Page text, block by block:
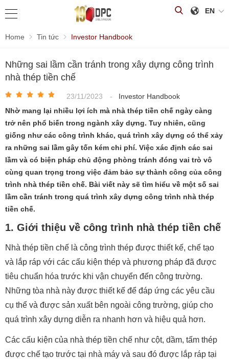
EN
Home Tin tức Investor Handbook
Những sai lầm cần tránh trong xây dựng công trình
nhà thép tiền chế
23/11/2023 -
Investor Handbook
Nhờ mang lại nhiều lợi ích mà nhà thép tiền chế ngày càng
trở nên phổ biến trong ngành xây dựng. Tuy nhiên, cũng
giống như các công trình khác, quá trình xây dựng có thể xảy
ra những sai lầm gây tốn kém chi phí. Việc xác định các sai
lầm và có biện pháp chủ động phòng tránh đóng vai trò vô
cùng quan trọng trong việc đảm bảo sự thành công của công
trình nhà thép tiền chế. Bài viết này sẽ tìm hiểu về một số sai
lầm cần tránh trong quá trình xây dựng công trình nhà thép
tiền chế.
1. Giới thiệu về công trình nhà thép tiền chế
Nhà thép tiền chế là công trình thép được thiết kế, chế tạo
và lắp ráp với các cấu kiện thép và phương pháp đã được
tiêu chuẩn hóa trước khi vận chuyển đến công trường.
Những tòa nhà này được thiết kế để đáp ứng các yêu cầu
cụ thể và được sản xuất bên ngoài công trường, giúp cho
quá trình xây dựng diễn ra nhanh hơn và hiệu quả hơn.
Các cấu kiện của nhà thép tiền chế như cột, dầm, tấm thép
được chế tạo trước tại nhà máy và sau đó được lắp ráp tại